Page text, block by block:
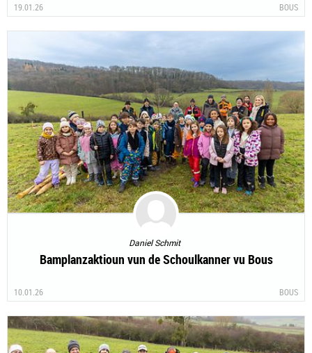
19.01.26 BOUS
Daniel Schmit
Bamplanzaktioun vun de Schoulkanner vu Bous
10.01.26 BOUS